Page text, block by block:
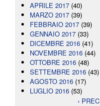
APRILE 2017 (40)
MARZO 2017 (39)
FEBBRAIO 2017 (39)
GENNAIO 2017 (33)
DICEMBRE 2016 (41)
NOVEMBRE 2016 (44)
OTTOBRE 2016 (48)
SETTEMBRE 2016 (43)
AGOSTO 2016 (17)
LUGLIO 2016 (53)
‹ PREC